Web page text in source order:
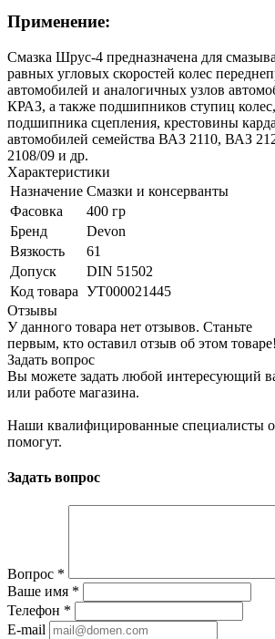
Применение:
Смазка Шрус-4 предназначена для
равных угловых скоростей колес
автомобилей и аналогичных узлов
КРАЗ, а также подшипников ступиц
подшипника сцепления, крестовины
автомобилей семейства ВАЗ 2110, ВАЗ
2108/09 и др.
Характеристики
Назначение Смазки и консерванты
Фасовка
400 гр
Бренд
Devon
Вязкость
61
Допуск
DIN 51502
Код товара УТ000021445
Отзывы
У данного товара нет отзывов. Станьте
первым, кто оставил отзыв об этом товаре!
Задать вопрос
Вы можете задать любой интересующий
или работе магазина.
Наши квалифицированные специалисты
помогут.
Задать вопрос
Вопрос *
Ваше имя *
Телефон *
E-mail